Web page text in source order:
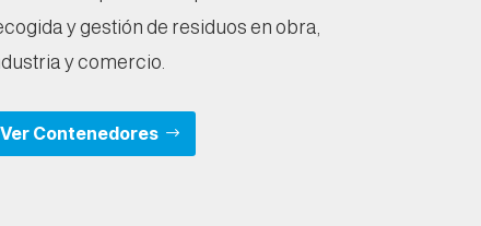
y gestión de residuos en obra,
y comercio.
Ver Contenedores